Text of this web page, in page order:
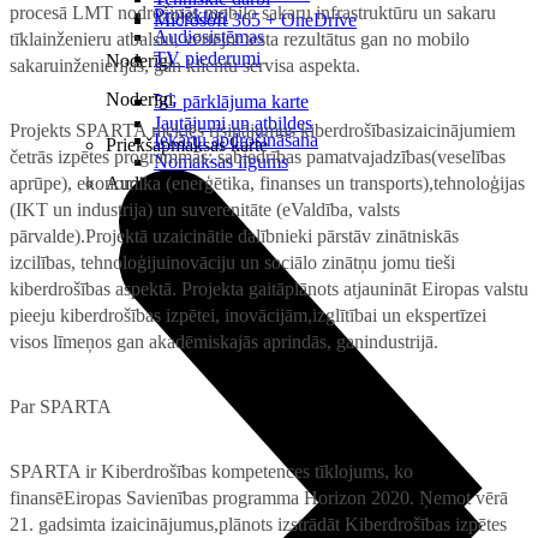
Microsoft 365 + OneDrive
Noderīgi
5G pārklājuma karte
Jautājumi un atbildes
Priekšapmaksas karte
Projektori
Audiosistēmas
TV piederumi
Noderīgi
Iekārtu apdrošināšana
Nomaksas līgums
Audio
procesā LMT nodrošinās mobilo sakaru infrastruktūru un sakaru
tīklainženieru atbalstu, vērtējot testa rezultātus gan no mobilo
sakaruinženierijas, gan klientu servisa aspekta.
Projekts SPARTA meklēs risinājumus kiberdrošībasizaicinājumiem
četrās izpētes programmās: sabiedrības pamatvajadzības(veselības
aprūpe), ekonomika (enerģētika, finanses un transports),tehnoloģijas
(IKT un industrija) un suverenitāte (eValdība, valsts
pārvalde).Projektā uzaicinātie dalībnieki pārstāv zinātniskās
izcilības, tehnoloģijuinovāciju un sociālo zinātņu jomu tieši
kiberdrošības aspektā. Projekta gaitāplānots atjaunināt Eiropas valstu
pieeju kiberdrošības izpētei, inovācijām,izglītībai un ekspertīzei
visos līmeņos gan akadēmiskajās aprindās, ganindustrijā.
Par SPARTA
SPARTA ir Kiberdrošības kompetences tīklojums, ko
finansēEiropas Savienības programma Horizon 2020. Ņemot vērā
21. gadsimta izaicinājumus,plānots izstrādāt Kiberdrošības izpētes